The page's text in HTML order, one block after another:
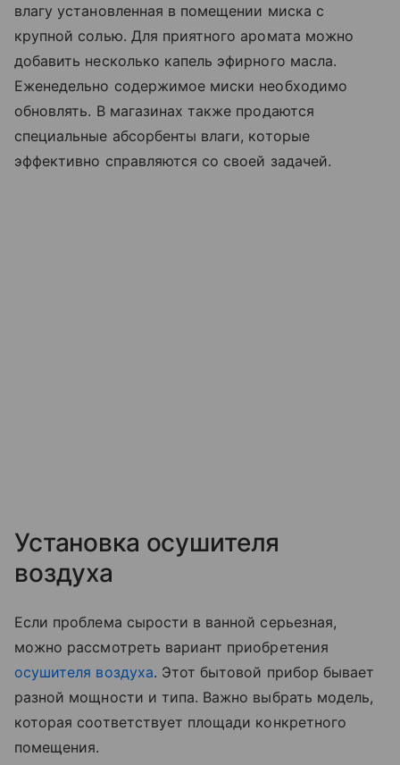
влагу установленная в помещении миска с
крупной солью. Для приятного аромата можно
добавить несколько капель эфирного масла.
Еженедельно содержимое миски необходимо
обновлять. В магазинах также продаются
специальные абсорбенты влаги, которые
эффективно справляются со своей задачей.
Установка осушителя
воздуха
Если проблема сырости в ванной серьезная,
можно рассмотреть вариант приобретения
осушителя воздуха. Этот бытовой прибор бывает
разной мощности и типа. Важно выбрать модель,
которая соответствует площади конкретного
помещения.